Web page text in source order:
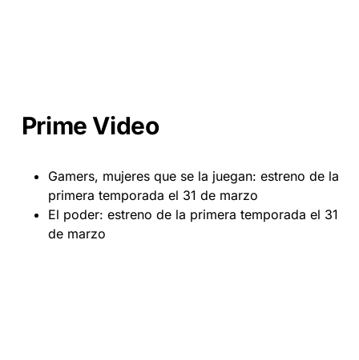
Prime Video
Gamers, mujeres que se la juegan: estreno de la
primera temporada el 31 de marzo
El poder: estreno de la primera temporada el 31
de marzo